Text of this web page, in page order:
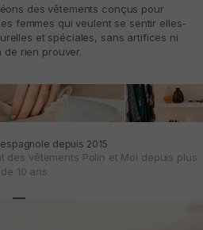
des vêtements conçus pour
femmes qui veulent se sentir elles-
et spéciales, sans artifices ni
de rien prouver.
depuis 2015
des vêtements Polin et Moi depuis plus
de 10 ans.